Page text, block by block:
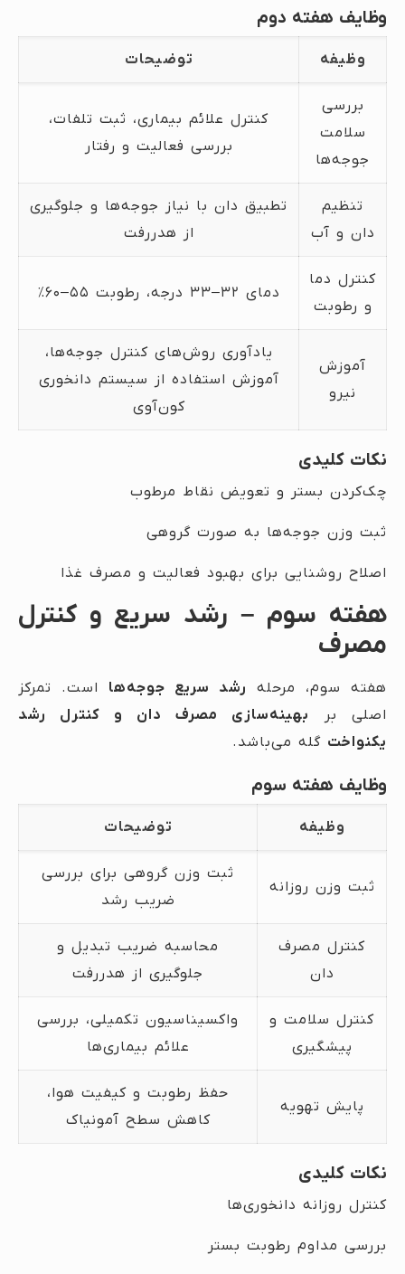
وظایف هفته دوم
وظیفه توضیحات
بررسی
سلامت
جوجه‌ها
کنترل علائم بیماری، ثبت تلفات،
بررسی فعالیت و رفتار
تنظیم
دان و آب
تطبیق دان با نیاز جوجه‌ها و جلوگیری
از هدررفت
کنترل دما
و رطوبت
دمای ۳۲–۳۳ درجه، رطوبت ۵۵–۶۰٪
آموزش
نیرو
یادآوری روش‌های کنترل جوجه‌ها،
آموزش استفاده از سیستم دانخوری
کون‌آوی
نکات کلیدی
چک‌کردن بستر و تعویض نقاط مرطوب
ثبت وزن جوجه‌ها به صورت گروهی
اصلاح روشنایی برای بهبود فعالیت و مصرف غذا
هفته سوم – رشد سریع و کنترل
مصرف
هفته سوم، مرحله رشد سریع جوجه‌ها است. تمرکز
اصلی بر
بهینه‌سازی مصرف دان و کنترل رشد
یکنواخت گله می‌باشد.
وظایف هفته سوم
وظیفه توضیحات
ثبت وزن روزانه
ثبت وزن گروهی برای بررسی
ضریب رشد
کنترل مصرف
دان
محاسبه ضریب تبدیل و
جلوگیری از هدررفت
کنترل سلامت و
پیشگیری
واکسیناسیون تکمیلی، بررسی
علائم بیماری‌ها
پایش تهویه
حفظ رطوبت و کیفیت هوا،
کاهش سطح آمونیاک
نکات کلیدی
کنترل روزانه دانخوری‌ها
بررسی مداوم رطوبت بستر